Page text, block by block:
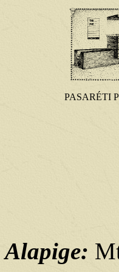
PASARÉTI
Alapige: